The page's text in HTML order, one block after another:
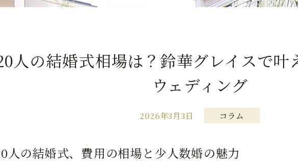
人の結婚式相場は？鈴華グレイスで叶
ウェディング
2026年3月3日 コラム
人の結婚式、費用の相場と少人数婚の魅力